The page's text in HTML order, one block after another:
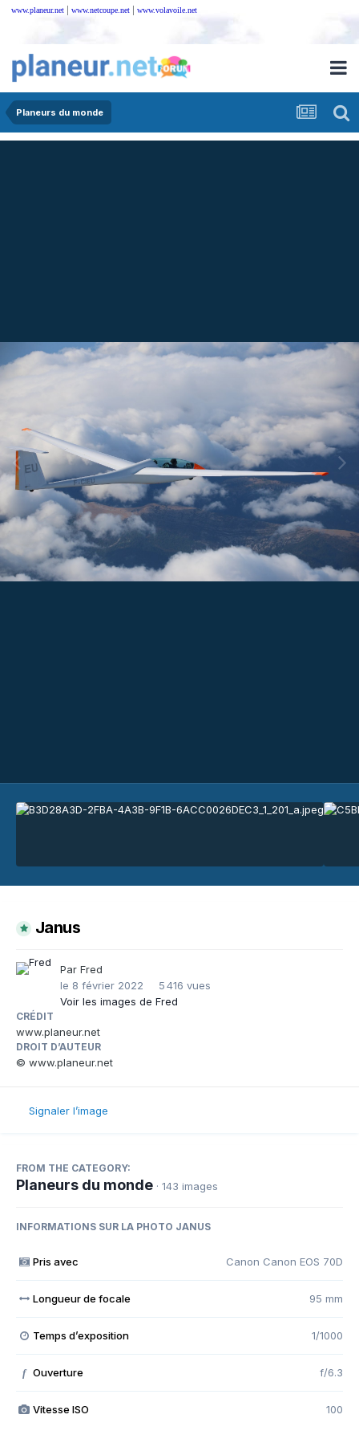
www.planeur.net | www.netcoupe.net | www.volavoile.net
Planeurs du monde
Janus
Par Fred
le 8 février 2022
5 416 vues
Voir les images de Fred
CRÉDIT
www.planeur.net
DROIT D’AUTEUR
© www.planeur.net
Signaler l’image
FROM THE CATEGORY:
Planeurs du monde · 143 images
INFORMATIONS SUR LA PHOTO JANUS
Pris avec Canon Canon EOS 70D
Longueur de focale 95 mm
Temps d’exposition 1/1000
f Ouverture f/6.3
Vitesse ISO 100